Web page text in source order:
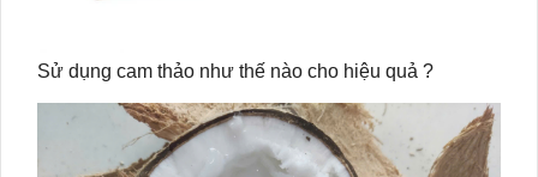
Sử dụng cam thảo như thế nào cho hiệu quả ?